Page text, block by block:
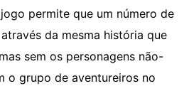
permite que um número de
da mesma história que
sem os personagens não-
o grupo de aventureiros no